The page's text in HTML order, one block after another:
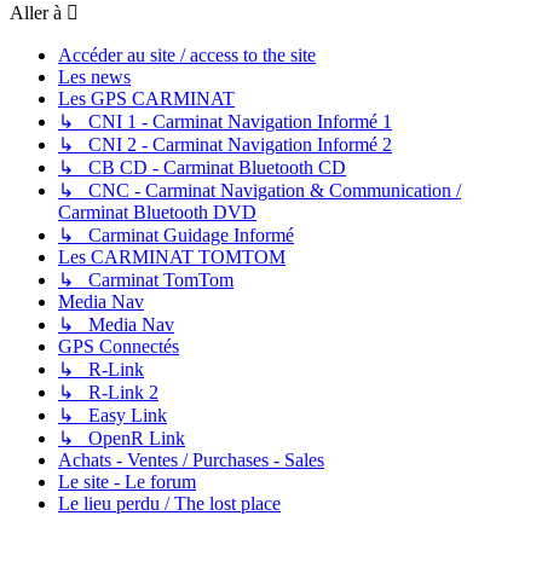
Aller à
Accéder au site / access to the site
Les news
Les GPS CARMINAT
↳ CNI 1 - Carminat Navigation Informé 1
↳ CNI 2 - Carminat Navigation Informé 2
↳ CB CD - Carminat Bluetooth CD
↳ CNC - Carminat Navigation & Communication /
Carminat Bluetooth DVD
↳ Carminat Guidage Informé
Les CARMINAT TOMTOM
↳ Carminat TomTom
Media Nav
↳ Media Nav
GPS Connectés
↳ R-Link
↳ R-Link 2
↳ Easy Link
↳ OpenR Link
Achats - Ventes / Purchases - Sales
Le site - Le forum
Le lieu perdu / The lost place